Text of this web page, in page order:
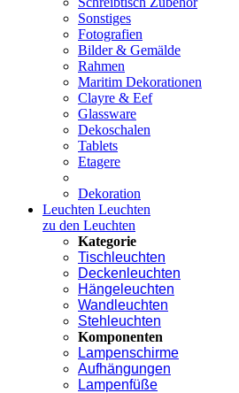
Sonstiges
Fotografien
Bilder & Gemälde
Rahmen
Maritim Dekorationen
Clayre & Eef
Glassware
Dekoschalen
Tablets
Etagere
Dekoration
Leuchten Leuchten
zu den Leuchten
Kategorie
Tischleuchten
Deckenleuchten
Hängeleuchten
Wandleuchten
Stehleuchten
Komponenten
Lampenschirme
Aufhängungen
Lampenfüße